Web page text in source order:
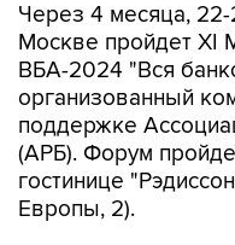
Через 4 месяца,
Москве пройдет
ВБА-2024 "Вся
организованный
поддержке
(АРБ). Форум
гостинице
Европы, 2).